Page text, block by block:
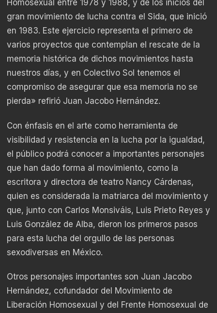
Homosexual entre 1978 y 1988, y de los inicios del
gran movimiento de lucha contra el Sida, que inició
en 1983. Este ejercicio representa el primero de
varios proyectos que contemplan el rescate de la
memoria histórica de dichos movimientos hasta
nuestros días, y en Colectivo Sol tenemos el
compromiso de asegurar que esa memoria no se
pierda» refirió Juan Jacobo Hernández.
Con énfasis en el arte como herramienta de
visibilidad y resistencia en la lucha por la igualdad,
el público podrá conocer a importantes personajes
que han dado forma al movimiento, como la
escritora y directora de teatro Nancy Cárdenas,
quien es considerada la matriarca del movimiento y
que, junto con Carlos Monsiváis, Luis Prieto Reyes y
Luis González de Alba, dieron los primeros pasos
para esta lucha del orgullo de las personas
sexodiversas en México.
Otros personajes importantes son Juan Jacobo
Hernández, cofundador del Movimiento de
Liberación Homosexual y del Frente Homosexual de